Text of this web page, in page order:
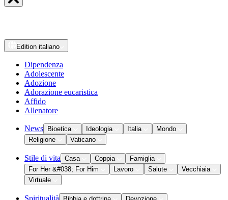
Edition italiano
Dipendenza
Adolescente
Adozione
Adorazione eucaristica
Affido
Allenatore
News Bioetica Ideologia Italia
Mondo
Religione
Vaticano
Stile di vita Casa Coppia
Famiglia
For Her &#038; For Him
Lavoro Salute
Vecchiaia
Virtuale
Spiritualità